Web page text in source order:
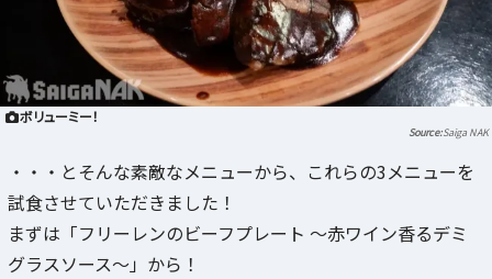
ボリューミー！
Saiga NAK
・・・とそんな素敵なメニューから、これらの3メニューを
試食させていただきました！
まずは「フリーレンのビーフプレート ～赤ワイン香るデミ
グラスソース～」から！